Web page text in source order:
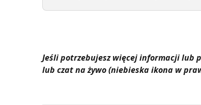
Jeśli potrzebujesz więcej informacji lub
lub czat na żywo (niebieska ikona w